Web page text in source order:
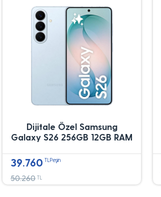
Dijitale Özel Samsung
Galaxy S26 256GB 12GB RAM
39.760 TLPeşin
50.260 TL